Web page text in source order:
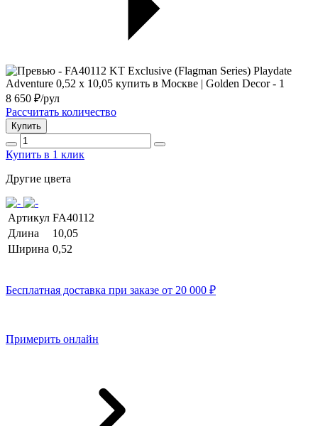
8 650 ₽/рул
Рассчитать количество
Купить
Купить в 1 клик
Другие цвета
Артикул FA40112
Длина
10,05
Ширина 0,52
Бесплатная доставка при заказе от 20 000 ₽
Примерить онлайн